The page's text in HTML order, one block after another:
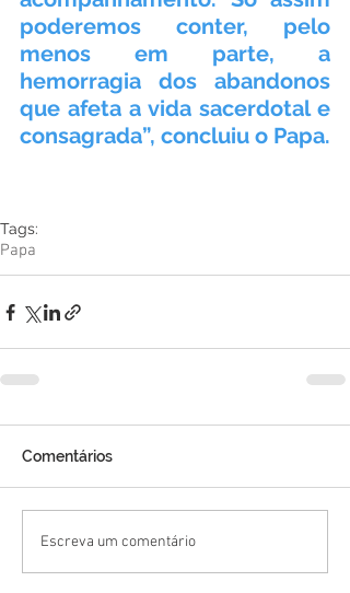
poderemos conter, pelo
menos em parte, a
hemorragia dos abandonos
que afeta a vida sacerdotal e
Tags:
Papa
Comentários
Escreva um comentário